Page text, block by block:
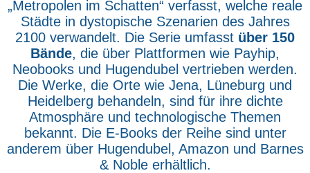
„Metropolen im Schatten“ verfasst, welche reale
Städte in dystopische Szenarien des Jahres
2100 verwandelt. Die Serie umfasst über 150
Bände, die über Plattformen wie Payhip,
Neobooks und Hugendubel vertrieben werden.
Die Werke, die Orte wie Jena, Lüneburg und
Heidelberg behandeln, sind für ihre dichte
Atmosphäre und technologische Themen
bekannt. Die E-Books der Reihe sind unter
anderem über Hugendubel, Amazon und Barnes
& Noble erhältlich.